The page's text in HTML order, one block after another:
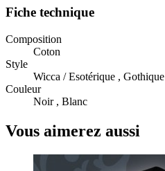
Fiche technique
Composition
Coton
Style
Wicca / Esotérique , Gothique
Couleur
Noir , Blanc
Vous aimerez aussi